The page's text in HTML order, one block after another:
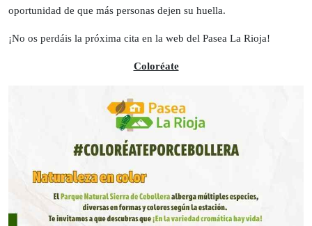
oportunidad de que más personas dejen su huella.
¡No os perdáis la próxima cita en la web del Pasea La Rioja!
Coloréate